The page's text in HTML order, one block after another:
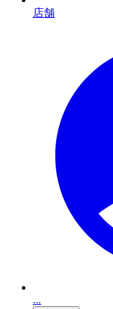
店舗
...